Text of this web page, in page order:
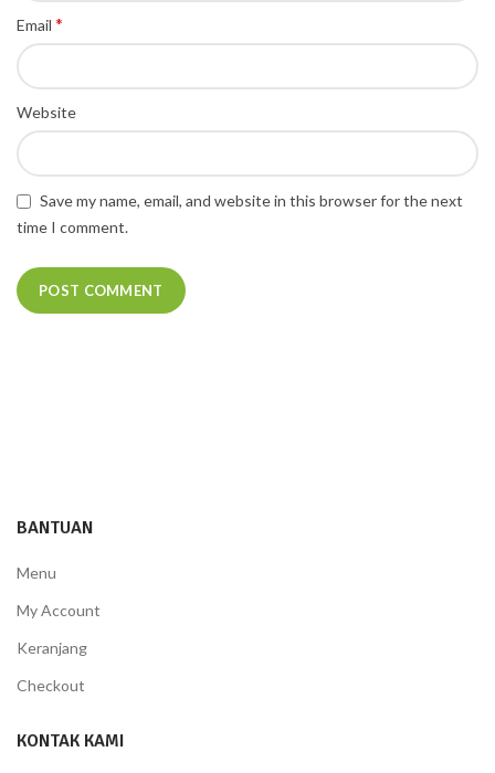
Email *
Website
Save my name, email, and website in this browser for the next
time I comment.
BANTUAN
Menu
My Account
Keranjang
Checkout
KONTAK KAMI